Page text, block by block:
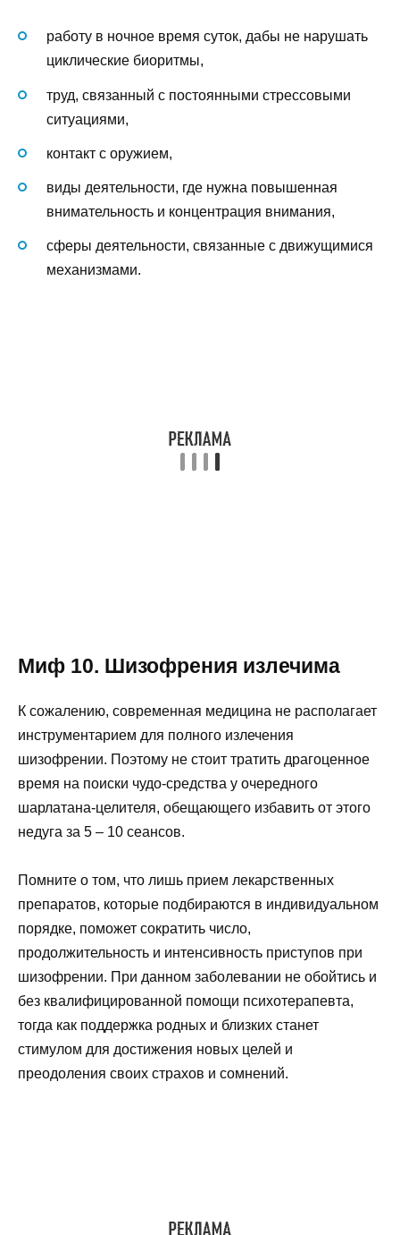
работу в ночное время суток, дабы не нарушать
циклические биоритмы,
труд, связанный с постоянными стрессовыми
ситуациями,
контакт с оружием,
виды деятельности, где нужна повышенная
внимательность и концентрация внимания,
сферы деятельности, связанные с движущимися
механизмами.
Миф 10. Шизофрения излечима
К сожалению, современная медицина не располагает
инструментарием для полного излечения
шизофрении. Поэтому не стоит тратить драгоценное
время на поиски чудо-средства у очередного
шарлатана-целителя, обещающего избавить от этого
недуга за 5 – 10 сеансов.
Помните о том, что лишь прием лекарственных
препаратов, которые подбираются в индивидуальном
порядке, поможет сократить число,
продолжительность и интенсивность приступов при
шизофрении. При данном заболевании не обойтись и
без квалифицированной помощи психотерапевта,
тогда как поддержка родных и близких станет
стимулом для достижения новых целей и
преодоления своих страхов и сомнений.